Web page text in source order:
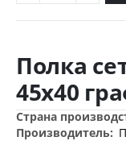
к
началу
изображений
Полка
45х40
Дополнительная
информация